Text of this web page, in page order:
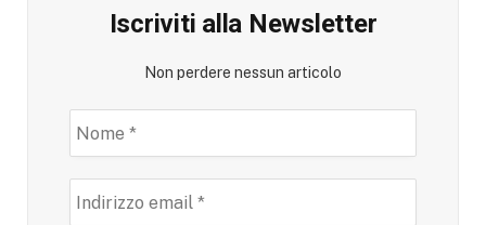
Iscriviti alla Newsletter
Non perdere nessun articolo